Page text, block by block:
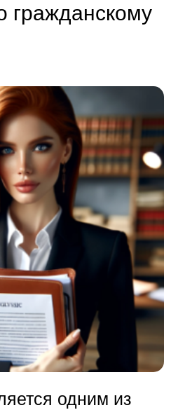
гражданскому
одним из